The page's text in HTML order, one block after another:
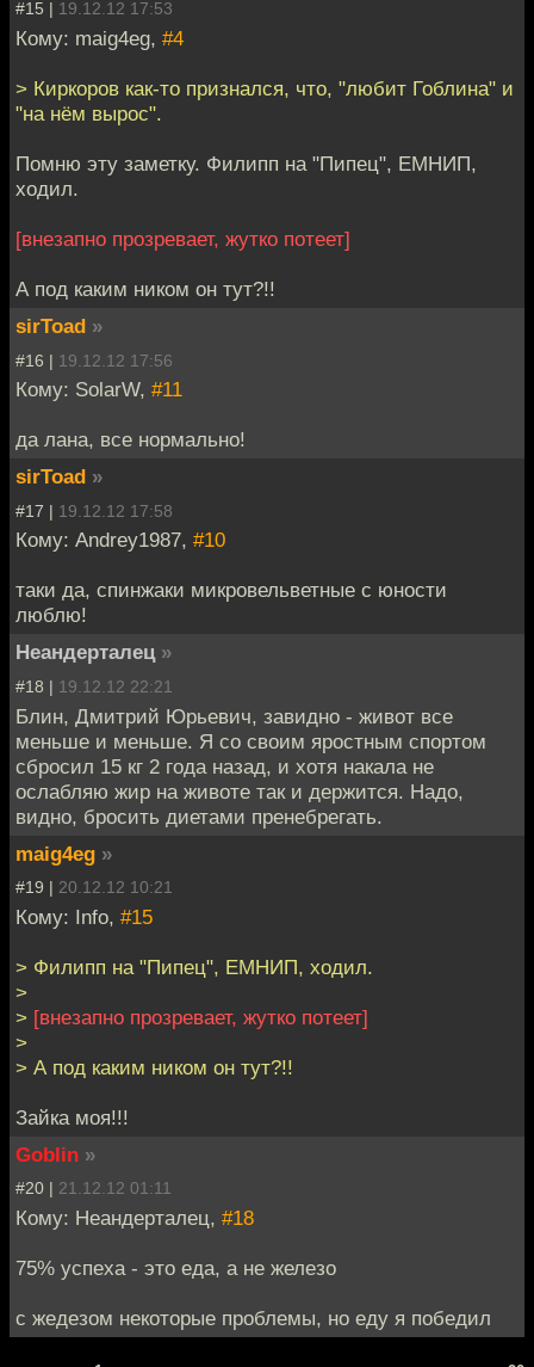
#15 | 19.12.12 17:53
Кому: maig4eg, #4
> Киркоров как-то признался, что, "любит Гоблина" и
"на нём вырос".
Помню эту заметку. Филипп на "Пипец", ЕМНИП,
ходил.
[внезапно прозревает, жутко потеет]
А под каким ником он тут?!!
sirToad »
#16 | 19.12.12 17:56
Кому: SolarW, #11
да лана, все нормально!
sirToad »
#17 | 19.12.12 17:58
Кому: Andrey1987, #10
таки да, спинжаки микровельветные с юности
люблю!
Неандерталец »
#18 | 19.12.12 22:21
Блин, Дмитрий Юрьевич, завидно - живот все
меньше и меньше. Я со своим яростным спортом
сбросил 15 кг 2 года назад, и хотя накала не
ослабляю жир на животе так и держится. Надо,
видно, бросить диетами пренебрегать.
maig4eg »
#19 | 20.12.12 10:21
Кому: Info, #15
> Филипп на "Пипец", ЕМНИП, ходил.
>
> [внезапно прозревает, жутко потеет]
>
> А под каким ником он тут?!!
Зайка моя!!!
Goblin »
#20 | 21.12.12 01:11
Кому: Неандерталец, #18
75% успеха - это еда, а не железо
с жедезом некоторые проблемы, но еду я победил